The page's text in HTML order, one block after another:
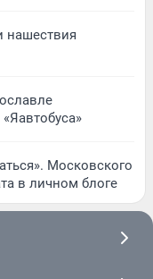
нашествия
Московского
в личном блоге